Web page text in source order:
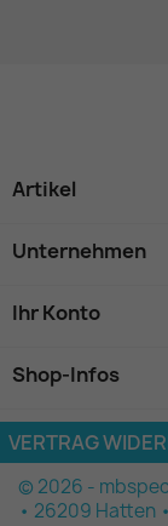
Artikel
Unternehmen
Ihr Konto
Shop-Infos
VERTRAG
© 2026 -
• 26209 Hatten